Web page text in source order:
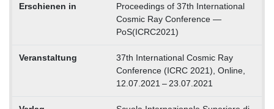
Erschienen in
Proceedings of 37th International
Cosmic Ray Conference —
PoS(ICRC2021)
Veranstaltung
37th International Cosmic Ray
Conference (ICRC 2021), Online,
12.07.2021 – 23.07.2021